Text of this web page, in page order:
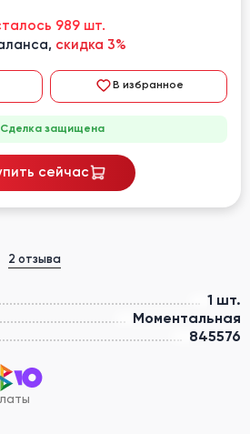
2 отзыва
1 шт.
Моментальная
845576
989 шт.
скидка 3%
В избранное
Сделка защищена
сейчас